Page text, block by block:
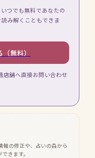
つでも無料であなたの
み解くこともできま
無料）
店舗へ直接お問い合わせ
報の修正や、占いの森から
きます。